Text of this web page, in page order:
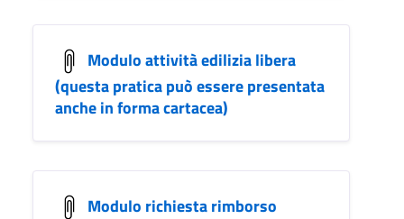
Modulo attività edilizia libera
(questa pratica può essere presentata
anche in forma cartacea)
Modulo richiesta rimborso